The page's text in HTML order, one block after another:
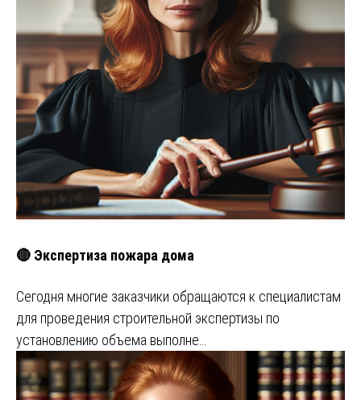
🔴 Экспертиза пожара дома
Сегодня многие заказчики обращаются к специалистам
для проведения строительной экспертизы по
установлению объема выполне…